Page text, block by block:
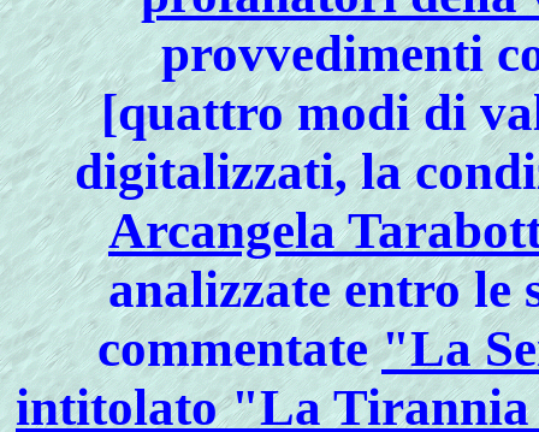
provvedimenti
[quattro modi di
digitalizzati, la
Arcangela
analizzate entro le
commentate"La
intitolato "La Tirannia